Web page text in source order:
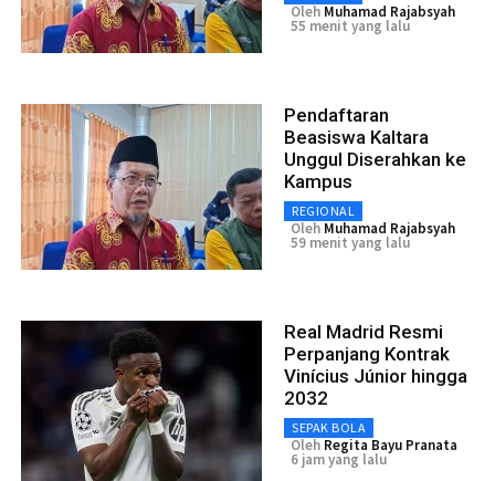
Oleh Muhamad Rajabsyah
55 menit yang lalu
Pendaftaran
Beasiswa Kaltara
Unggul Diserahkan ke
Kampus
REGIONAL
Oleh Muhamad Rajabsyah
59 menit yang lalu
Real Madrid Resmi
Perpanjang Kontrak
Vinícius Júnior hingga
2032
SEPAK BOLA
Oleh Regita Bayu Pranata
6 jam yang lalu